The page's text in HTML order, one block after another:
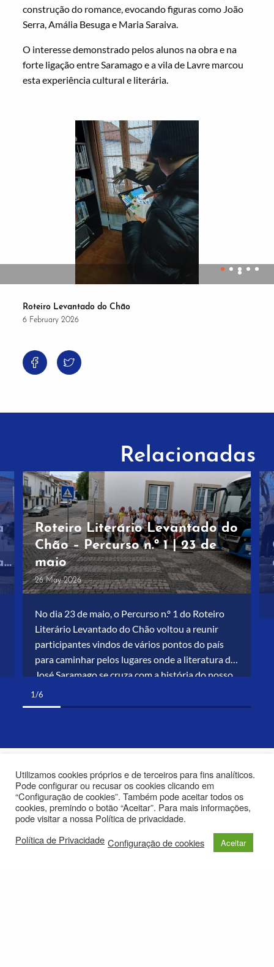
construção do romance, evocando figuras como João
Serra, Amália Besuga e Maria Saraiva.
O interesse demonstrado pelos alunos na obra e na
forte ligação entre Saramago e a vila de Lavre marcou
esta experiência cultural e literária.
Roteiro Levantado do Chão
6 February 2026
Relacionadas
Roteiro Literário Levantado do
Chão – Percurso n.º 1 | 23 de
maio
26 May 2026
No dia 23 de maio, o Percurso n.º 1 do Roteiro
Literário Levantado do Chão voltou a reunir
participantes vindos de vários pontos do país
para caminhar pelos lugares onde a literatura de
José Saramago se cruza com a história do nosso
território. Foi um dia intenso, marcado por
palavras, memórias e partilhas. Em Lisboa, […]
1/6
Utilizamos cookies próprios e de terceiros para fins analíticos.
Pode configurar ou recusar os cookies clicando em
“Configuração de cookies”. Também pode aceitar todos os
cookies, premindo o botão “Aceitar”. Para mais informações,
pode visitar a nossa Política de privacidade.
Política de Privacidade Configuração de cookies Aceitar